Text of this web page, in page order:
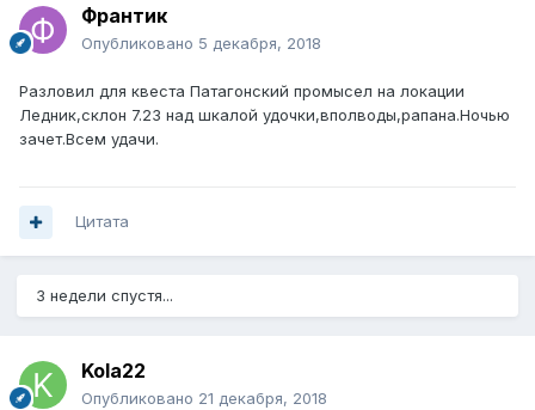
Франтик
Опубликовано 5 декабря, 2018
Разловил для квеста Патагонский промысел на локации
Ледник,склон 7.23 над шкалой удочки,вполводы,рапана.Ночью
зачет.Всем удачи.
Цитата
3 недели спустя...
Kola22
Опубликовано 21 декабря, 2018